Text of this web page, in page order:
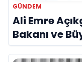
GÜNDEM
Ali Emre
Bakanı ve
Bir Araya